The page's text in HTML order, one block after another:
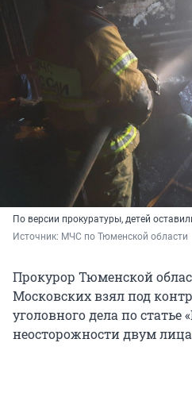
По версии прокуратуры, детей
Источник: МЧС по Тюменской области
Прокурор Тюменской
Московских взял под
уголовного дела по
неосторожности двум